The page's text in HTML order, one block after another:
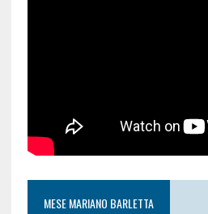
MESE MARIANO BARLETTA